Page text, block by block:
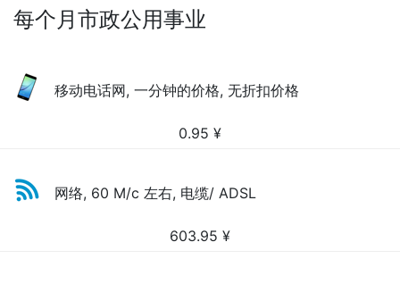
每个月市政公用事业
移动电话网, 一分钟的价格, 无折扣价格
0.95 ¥
网络, 60 M/c 左右, 电缆/ ADSL
603.95 ¥